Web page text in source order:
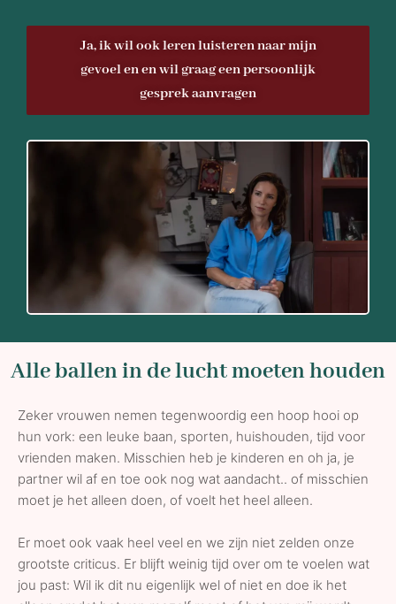
Ja, ik wil ook leren luisteren naar mijn
gevoel en en wil graag een persoonlijk
gesprek aanvragen
Alle ballen in de lucht moeten houden
Zeker vrouwen nemen tegenwoordig een hoop hooi op
hun vork: een leuke baan, sporten, huishouden, tijd voor
vrienden maken. Misschien heb je kinderen en oh ja, je
partner wil af en toe ook nog wat aandacht.. of misschien
moet je het alleen doen, of voelt het heel alleen.
Er moet ook vaak heel veel en we zijn niet zelden onze
grootste criticus. Er blijft weinig tijd over om te voelen wat
jou past: Wil ik dit nu eigenlijk wel of niet en doe ik het